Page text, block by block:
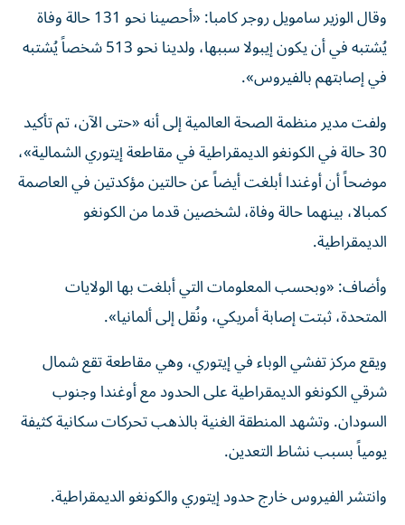
وقال الوزير سامويل روجر كامبا: «أحصينا نحو 131 حالة وفاة
يُشتبه في أن يكون إيبولا سببها، ولدينا نحو 513 شخصاً يُشتبه
في إصابتهم بالفيروس».
ولفت مدير منظمة الصحة العالمية إلى أنه «حتى الآن، تم تأكيد
30 حالة في الكونغو الديمقراطية في مقاطعة إيتوري الشمالية»،
موضحاً أن أوغندا أبلغت أيضاً عن حالتين مؤكدتين في العاصمة
كمبالا، بينهما حالة وفاة، لشخصين قدما من الكونغو
الديمقراطية.
وأضاف: «وبحسب المعلومات التي أبلغت بها الولايات
المتحدة، ثبتت إصابة أمريكي، ونُقل إلى ألمانيا».
ويقع مركز تفشي الوباء في إيتوري، وهي مقاطعة تقع شمال
شرقي الكونغو الديمقراطية على الحدود مع أوغندا وجنوب
السودان. وتشهد المنطقة الغنية بالذهب تحركات سكانية كثيفة
يومياً بسبب نشاط التعدين.
وانتشر الفيروس خارج حدود إيتوري والكونغو الديمقراطية.